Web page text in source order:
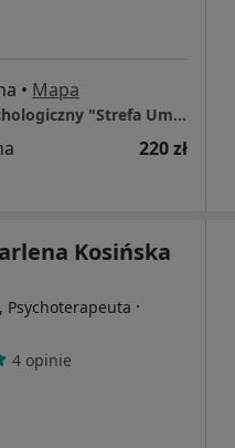
• Mapa
Specjalistyczny Gabinet Psychologiczny "Strefa Umysłu"
220 zł
Kosińska
Psychoterapeuta ·
4 opinie